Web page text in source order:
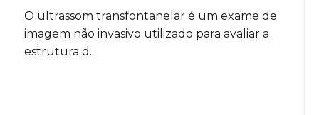
O ultrassom transfontanelar é um exame de
imagem não invasivo utilizado para avaliar a
estrutura d...